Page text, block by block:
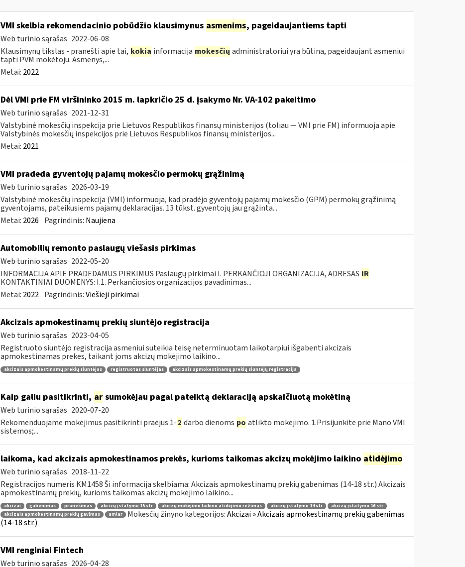
VMI skelbia rekomendacinio pobūdžio klausimynus asmenims, pageidaujantiems tapti
Web turinio sąrašas 2022-06-08
Klausimynų tikslas - pranešti apie tai, kokia informacija mokesčių administratoriui yra būtina, pageidaujant asmeniui
tapti PVM mokėtoju. Asmenys,...
Metai: 2022
Dėl VMI prie FM viršininko 2015 m. lapkričio 25 d. įsakymo Nr. VA-102 pakeitimo
Web turinio sąrašas 2021-12-31
Valstybinė mokesčių inspekcija prie Lietuvos Respublikos finansų ministerijos (toliau ― VMI prie FM) informuoja apie
Valstybinės mokesčių inspekcijos prie Lietuvos Respublikos finansų ministerijos...
Metai: 2021
VMI pradeda gyventojų pajamų mokesčio permokų grąžinimą
Web turinio sąrašas 2026-03-19
Valstybinė mokesčių inspekcija (VMI) informuoja, kad pradėjo gyventojų pajamų mokesčio (GPM) permokų grąžinimą
gyventojams, pateikusiems pajamų deklaracijas. 13 tūkst. gyventojų jau grąžinta...
Metai: 2026 Pagrindinis: Naujiena
Automobilių remonto paslaugų viešasis pirkimas
Web turinio sąrašas 2022-05-20
INFORMACIJA APIE PRADEDAMUS PIRKIMUS Paslaugų pirkimai I. PERKANČIOJI ORGANIZACIJA, ADRESAS IR
KONTAKTINIAI DUOMENYS: I.1. Perkančiosios organizacijos pavadinimas...
Metai: 2022 Pagrindinis:Viešieji pirkimai
Akcizais apmokestinamų prekių siuntėjo registracija
Web turinio sąrašas 2023-04-05
Registruoto siuntėjo registracija asmeniui suteikia teisę neterminuotam laikotarpiui išgabenti akcizais
apmokestinamas prekes, taikant joms akcizų mokėjimo laikino...
akcizais apmokestinamų prekių siuntėjas registruotas siuntėjas akcizais apmokestinamų prekių siuntėjų registracija
Kaip galiu pasitikrinti, arsumokėjau pagal pateiktą deklaraciją apskaičiuotą mokėtiną
Web turinio sąrašas 2020-07-20
Rekomenduojame mokėjimus pasitikrinti praėjus 1-2 darbo dienoms po atlikto mokėjimo. 1.Prisijunkite prie Mano VMI
sistemos;...
laikoma, kad akcizais apmokestinamos prekės, kurioms taikomas akcizų mokėjimo laikino atidėjimo
Web turinio sąrašas 2018-11-22
Registracijos numeris KM1458 Ši informacija skelbiama: Akcizais apmokestinamų prekių gabenimas (14-18 str.) Akcizais
apmokestinamų prekių, kurioms taikomas akcizų mokėjimo laikino...
akcizai gabenimas pranešimas akcizų įstatymo 15 str akcizų mokėjimo laikino atidėjimo režimas akcizų įstatymo 14 str
akcizų įstatymo 16 str
akcizais apmokestinamų prekių gavimas
amlar Mokesčių žinyno kategorijos:Akcizai » Akcizais apmokestinamų prekių gabenimas
(14-18 str.)
VMI renginiai Fintech
Web turinio sąrašas 2026-04-28